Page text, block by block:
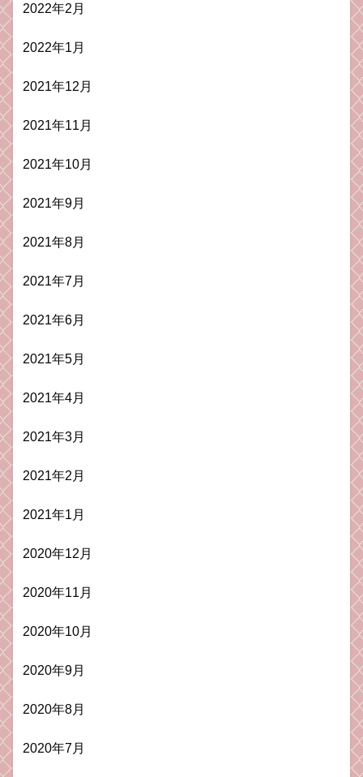
2022年2月
2022年1月
2021年12月
2021年11月
2021年10月
2021年9月
2021年8月
2021年7月
2021年6月
2021年5月
2021年4月
2021年3月
2021年2月
2021年1月
2020年12月
2020年11月
2020年10月
2020年9月
2020年8月
2020年7月